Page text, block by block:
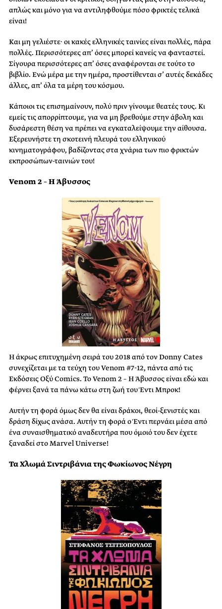
απλώς και μόνο για να αντιληφθούμε πόσο φρικτές τελικά
είναι!
Και μη γελιέστε· οι κακές ελληνικές ταινίες είναι πολλές, πάρα
πολλές. Περισσότερες απ’ όσες μπορεί κανείς να φανταστεί.
Σίγουρα περισσότερες απ’ όσες αναφέρονται σε τούτο το
βιβλίο. Ενώ μέρα με την ημέρα, προστίθενται σ’ αυτές δεκάδες
άλλες, απ’ όλα τα μέρη του κόσμου.
Κάποιοι τις επισημαίνουν, πολύ πριν γίνουμε θεατές τους. Κι
εμείς τις απορρίπτουμε, για να μη βρεθούμε στην άβολη και
δυσάρεστη θέση να πρέπει να εγκαταλείψουμε την αίθουσα.
Εξερευνήστε τη σκοτεινή πλευρά του ελληνικού
κινηματογράφου, βαδίζοντας στα χνάρια των πιο φρικτών
εκπροσώπων-ταινιών του!
Venom 2 – H Άβυσσος
Η άκρως επιτυχημένη σειρά του 2018 από τον Donny Cates
συνεχίζεται με τα τεύχη του Venom #7-12, πάντα από τις
Εκδόσεις Οξύ Comics. Το Venom 2 – Η Άβυσσος είναι εδώ και
φέρνει ξανά τα πάνω κάτω στη ζωή του Έντι Μπροκ!
Αυτήν τη φορά όμως δεν θα είναι δράκοι, θεοί-ξενιστές και
δράση δίχως ανάσα. Αυτήν τη φορά ο Έντι περνάει μέσα από
ένα συναισθηματικό αναδευτήρα που όμοιό του δεν έχετε
ξαναδεί στο Marvel Universe!
Τα Χλωμά Σιντριβάνια της Φωκίωνος Νέγρη